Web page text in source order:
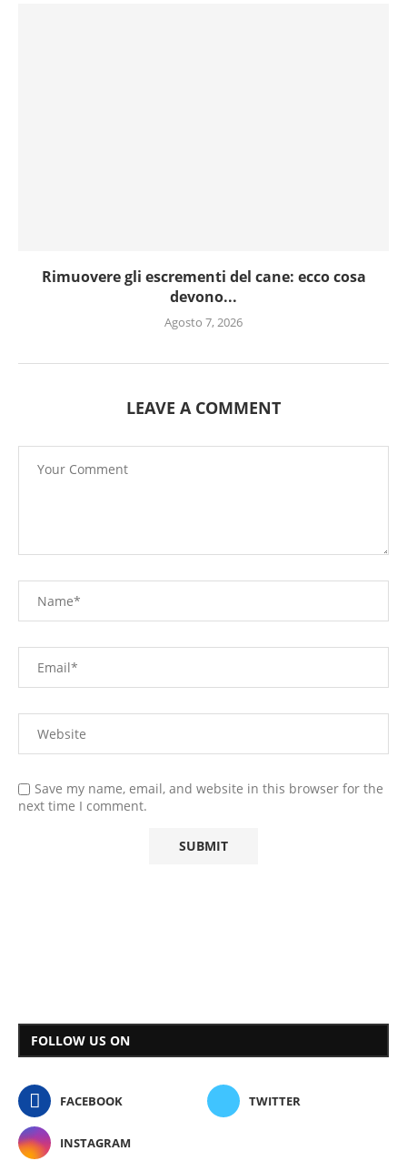
Rimuovere gli escrementi del cane: ecco cosa
devono...
Agosto 7, 2026
LEAVE A COMMENT
Save my name, email, and website in this browser for the
next time I comment.
FOLLOW US ON
FACEBOOK TWITTER
INSTAGRAM